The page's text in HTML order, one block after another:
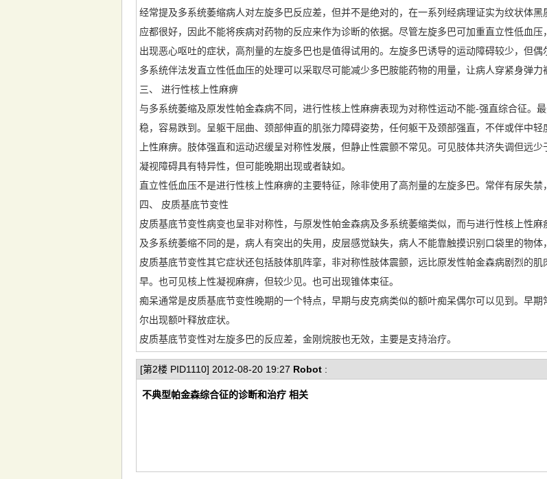
经常提及多系统萎缩病人对左旋多巴反应差，但并不是绝对的，在一系列经病理证实为纹状体
应都很好，因此不能将疾病对药物的反应来作为诊断的依据。尽管左旋多巴可加重直立性低血
出现恶心呕吐的症状，高剂量的左旋多巴也是值得试用的。左旋多巴诱导的运动障碍较少，但偶
多系统伴法发直立性低血压的处理可以采取尽可能减少多巴胺能药物的用量，让病人穿紧身弹力
三、 进行性核上性麻痹
与多系统萎缩及原发性帕金森病不同，进行性核上性麻痹表现为对称性运动不能-强直综合征。
稳，容易跌到。呈躯干屈曲、颈部伸直的肌张力障碍姿势，任何躯干及颈部强直，不伴或伴中
上性麻痹。肢体强直和运动迟缓呈对称性发展，但静止性震颤不常见。可见肢体共济失调但远少
凝视障碍具有特异性，但可能晚期出现或者缺如。
直立性低血压不是进行性核上性麻痹的主要特征，除非使用了高剂量的左旋多巴。常伴有尿失禁
四、 皮质基底节变性
皮质基底节变性病变也呈非对称性，与原发性帕金森病及多系统萎缩类似，而与进行性核上性
及多系统萎缩不同的是，病人有突出的失用，皮层感觉缺失，病人不能靠触摸识别口袋里的物体
皮质基底节变性其它症状还包括肢体肌阵挛，非对称性肢体震颤，远比原发性帕金森病剧烈的
早。也可见核上性凝视麻痹，但较少见。也可出现锥体束征。
痴呆通常是皮质基底节变性晚期的一个特点，早期与皮克病类似的额叶痴呆偶尔可以见到。早
尔出现额叶释放症状。
皮质基底节变性对左旋多巴的反应差，金刚烷胺也无效，主要是支持治疗。
[第2楼 PID1110] 2012-08-20 19:27 Robot :
不典型帕金森综合征的诊断和治疗 相关